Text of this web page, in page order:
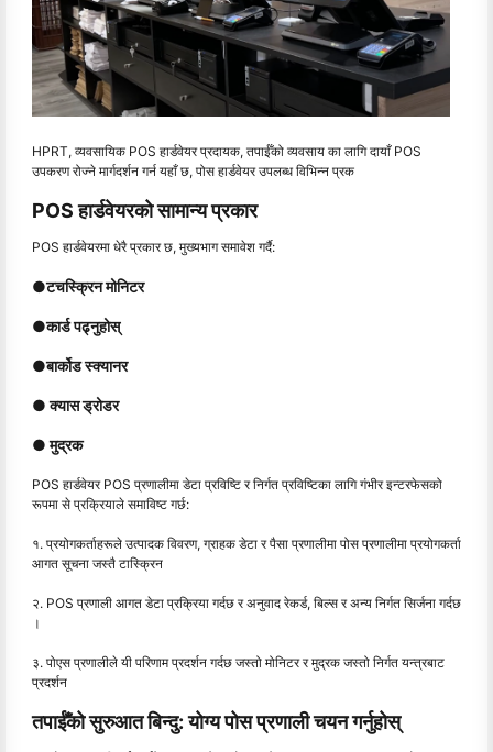
HPRT, व्यवसायिक POS हार्डवेयर प्रदायक, तपाईँको व्यवसाय का लागि दायाँ POS
उपकरण रोज्ने मार्गदर्शन गर्न यहाँ छ, पोस हार्डवेयर उपलब्ध विभिन्न प्रक
POS हार्डवेयरको सामान्य प्रकार
POS हार्डवेयरमा धेरै प्रकार छ, मुख्यभाग समावेश गर्दै:
●टचस्क्रिन मोनिटर
●कार्ड पढ्नुहोस्
●बार्कोड स्क्यानर
● क्यास ड्रोडर
● मुद्रक
POS हार्डवेयर POS प्रणालीमा डेटा प्रविष्टि र निर्गत प्रविष्टिका लागि गंभीर इन्टरफेसको
रूपमा से प्रक्रियाले समाविष्ट गर्छ:
१. प्रयोगकर्ताहरूले उत्पादक विवरण, ग्राहक डेटा र पैसा प्रणालीमा पोस प्रणालीमा प्रयोगकर्ता
आगत सूचना जस्तै टास्क्रिन
२. POS प्रणाली आगत डेटा प्रक्रिया गर्दछ र अनुवाद रेकर्ड, बिल्स र अन्य निर्गत सिर्जना गर्दछ
।
३. पोएस प्रणालीले यी परिणाम प्रदर्शन गर्दछ जस्तो मोनिटर र मुद्रक जस्तो निर्गत यन्त्रबाट
प्रदर्शन
तपाईँको सुरुआत बिन्दु: योग्य पोस प्रणाली चयन गर्नुहोस्